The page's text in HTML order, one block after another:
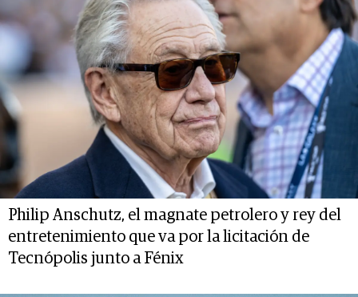
Philip Anschutz, el magnate petrolero y rey del
entretenimiento que va por la licitación de
Tecnópolis junto a Fénix